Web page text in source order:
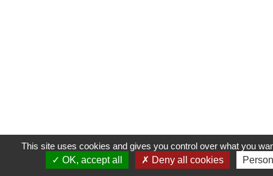
This site uses cookies and gives you control over what you
OK, accept all
Deny all cookies